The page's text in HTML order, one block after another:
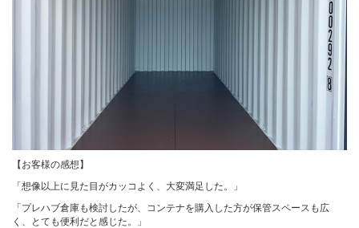
【お客様の感想】
「想像以上に見た目がカッコよく、大変満足した。」
「プレハブ倉庫も検討したが、コンテナを購入した方が保管スペースも広
く、とても便利だと感じた。」